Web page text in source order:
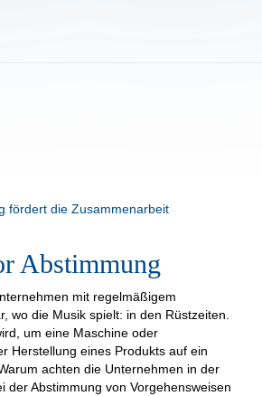
Abstimmung
mit regelmäßigem
wo die Musik spielt: in den Rüstzeiten.
um eine Maschine oder
Herstellung eines Produkts auf ein
achten die Unternehmen in der
der Abstimmung von Vorgehensweisen